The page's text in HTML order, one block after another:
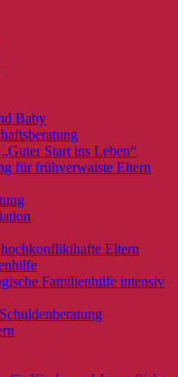
Baby
Start ins Leben“
für frühverwaiste Eltern
Eltern
Familienhilfe intensiv